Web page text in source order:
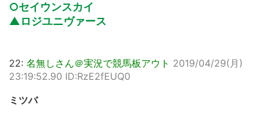
○セイウンスカイ
▲ロジユニヴァース
22: 名無しさん＠実況で競馬板アウト 2019/04/29(月)
23:19:52.90 ID:RzE2fEUQ0
ミツバ